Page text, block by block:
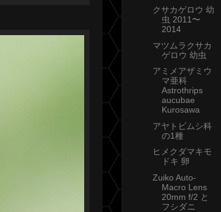
クサカゲロウ 幼
虫 2011〜
2014
マツムラクサカ
ゲロウ 幼虫
アミメアザミウ
マ亜科
Astrothrips
aucubae
Kurosawa
アヤトビムシ科
の1種
ヒメクダマキモ
ドキ 卵
Zuiko Auto-
Macro Lens
20mm f/2 と
フシダニ